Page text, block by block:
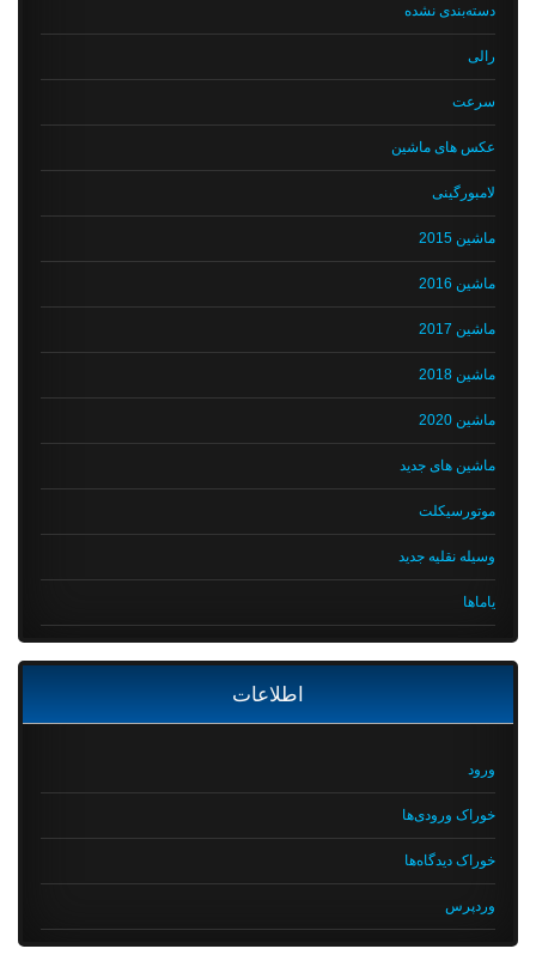
دسته‌بندی نشده
رالی
سرعت
عکس های ماشین
لامبورگینی
ماشین 2015
ماشین 2016
ماشین 2017
ماشین 2018
ماشین 2020
ماشین های جدید
موتورسیکلت
وسیله نقلیه جدید
یاماها
اطلاعات
ورود
خوراک ورودی‌ها
خوراک دیدگاه‌ها
وردپرس